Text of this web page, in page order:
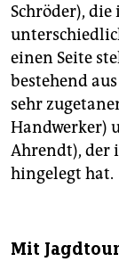
Schröder),
einen Seite
bestehend
sehr
Handwerker)
Ahrendt), der
hingelegt hat.
Mit